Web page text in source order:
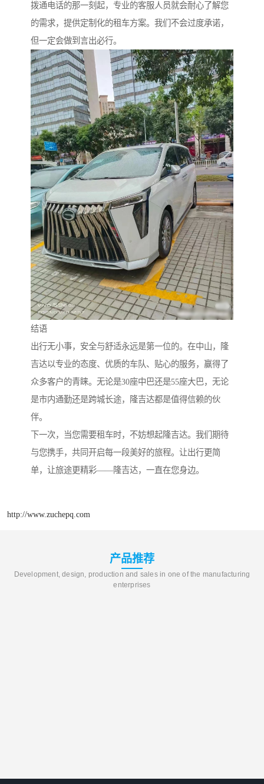
拨通电话的那一刻起，专业的客服人员就会耐心了解您
的需求，提供定制化的租车方案。我们不会过度承诺，
但一定会做到言出必行。
结语
出行无小事，安全与舒适永远是第一位的。在中山，隆
吉达以专业的态度、优质的车队、贴心的服务，赢得了
众多客户的青睐。无论是30座中巴还是55座大巴，无论
是市内通勤还是跨城长途，隆吉达都是值得信赖的伙
伴。
下一次，当您需要租车时，不妨想起隆吉达。我们期待
与您携手，共同开启每一段美好的旅程。让出行更简
单，让旅途更精彩——隆吉达，一直在您身边。
http://www.zuchepq.com
产品推荐
Development, design, production and sales in one of the manufacturing
enterprises